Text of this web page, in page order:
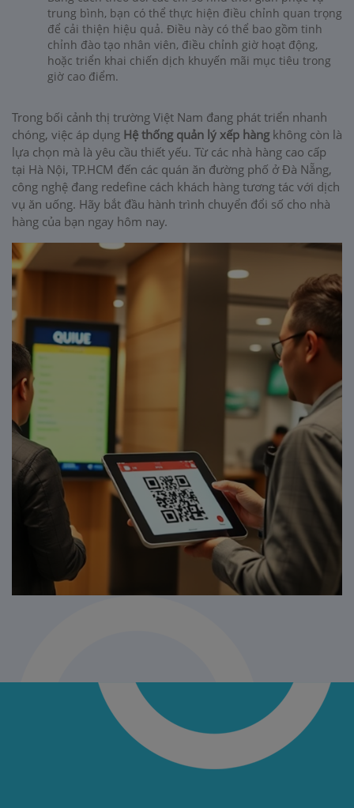
trung bình, bạn có thể thực hiện điều chỉnh quan trọng
để cải thiện hiệu quả. Điều này có thể bao gồm tinh
chỉnh đào tạo nhân viên, điều chỉnh giờ hoạt động,
hoặc triển khai chiến dịch khuyến mãi mục tiêu trong
giờ cao điểm.
Trong bối cảnh thị trường Việt Nam đang phát triển nhanh
chóng, việc áp dụng Hệ thống quản lý xếp hàngkhông còn là
lựa chọn mà là yêu cầu thiết yếu. Từ các nhà hàng cao cấp
tại Hà Nội, TP.HCM đến các quán ăn đường phố ở Đà Nẵng,
công nghệ đang redefine cách khách hàng tương tác với dịch
vụ ăn uống. Hãy bắt đầu hành trình chuyển đổi số cho nhà
hàng của bạn ngay hôm nay.